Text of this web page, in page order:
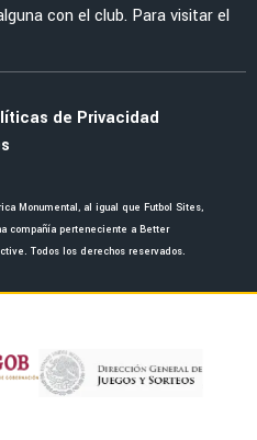
con el club. Para visitar el
de Privacidad
Monumental, al igual que Futbol Sites,
compañía perteneciente a Better
Todos los derechos reservados.